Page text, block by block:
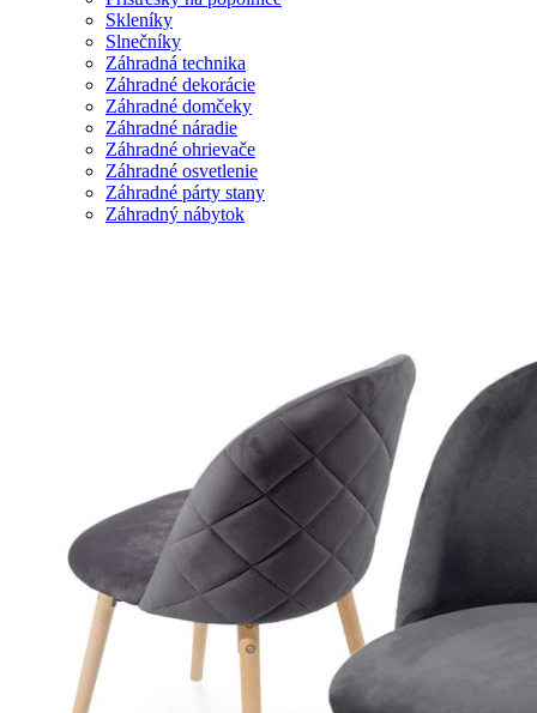
Skleníky
Slnečníky
Záhradná technika
Záhradné dekorácie
Záhradné domčeky
Záhradné náradie
Záhradné ohrievače
Záhradné osvetlenie
Záhradné párty stany
Záhradný nábytok